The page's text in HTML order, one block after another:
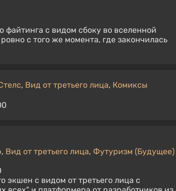
с видом сбоку во вселенной
с того же момента, где закончилась
, Вид от третьего лица, Комиксы
, Вид от третьего лица, Футуризм (Будущее)
экшен с видом от третьего лица с